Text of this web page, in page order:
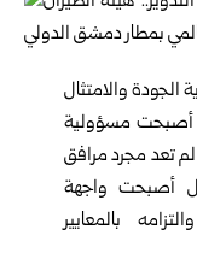
الجودة والامتثال
أصبحت مسؤولية
تعد مجرد مرافق
بل أصبحت واجهة
بالمعايير